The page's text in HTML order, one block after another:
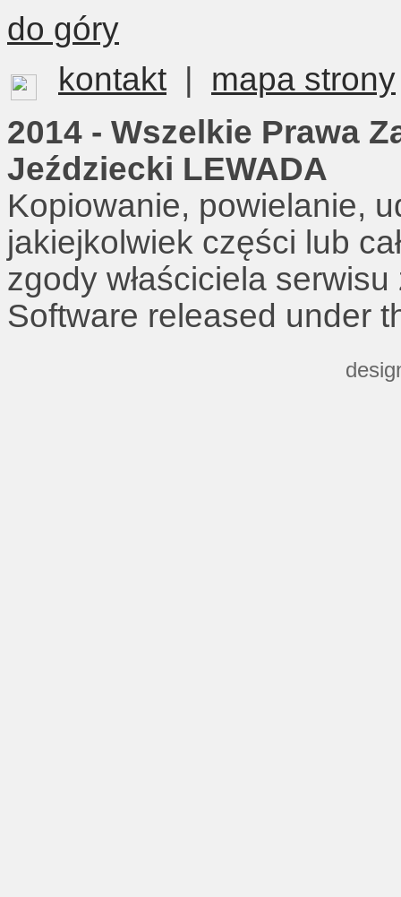
do góry
kontakt
mapa strony
2014 - Wszelkie Prawa
Jeździecki LEWADA
Kopiowanie, powielanie,
jakiejkolwiek części lub
zgody właściciela
Software released under